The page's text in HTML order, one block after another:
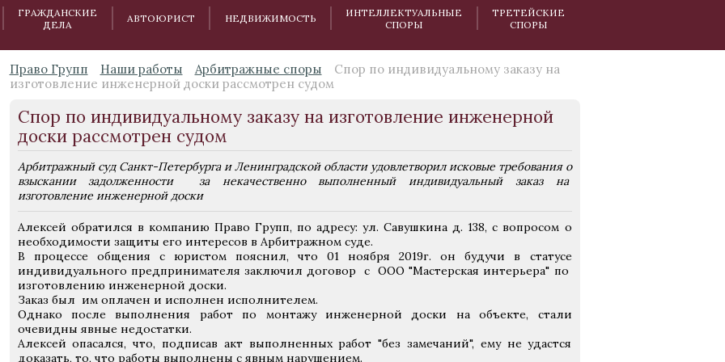
ГРАЖДАНСКИЕ
ДЕЛА
АВТОЮРИСТ НЕДВИЖИМОСТЬ
ИНТЕЛЛЕКТУАЛЬНЫЕ
СПОРЫ
ТРЕТЕЙСКИЕ
СПОРЫ
Право Групп Наши работы Арбитражные споры
Спор по индивидуальному заказу на
изготовление инженерной доски рассмотрен судом
Спор по индивидуальному заказу на изготовление инженерной
доски рассмотрен судом
Арбитражный суд Санкт-Петербурга и Ленинградской области удовлетворил исковые требования о
взыскании задолженности за некачественно выполненный индивидуальный заказ на
изготовление инженерной доски
Алексей обратился в компанию Право Групп, по адресу: ул. Савушкина д. 138, с вопросом о
необходимости защиты его интересов в Арбитражном суде.
В процессе общения с юристом пояснил, что 01 ноября 2019г. он будучи в статусе
индивидуального предпринимателя заключил договор с ООО "Мастерская интерьера" по
изготовлению инженерной доски.
Заказ был им оплачен и исполнен исполнителем.
Однако после выполнения работ по монтажу инженерной доски на объекте, стали
очевидны явные недостатки.
Алексей опасался, что, подписав акт выполненных работ "без замечаний", ему не удастся
доказать, то, что работы выполнены с явным нарушением.